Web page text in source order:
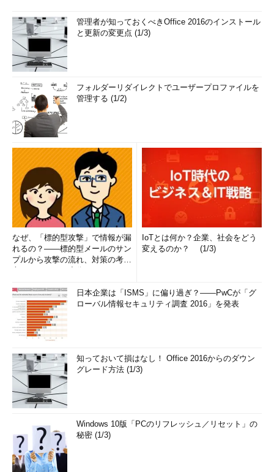
管理者が知っておくべきOffice 2016のインストール
と更新の変更点 (1/3)
フォルダーリダイレクトでユーザープロファイルを
管理する (1/2)
なぜ、「標的型攻撃」で情報が漏
れるの？――標的型メールのサン
プルから攻撃の流れ、対策の考え
IoTとは何か？企業、社会をどう
変えるのか？ (1/3)
日本企業は「ISMS」に偏り過ぎ？――PwCが「グ
ローバル情報セキュリティ調査 2016」を発表
知っておいて損はなし！ Office 2016からのダウン
グレード方法 (1/3)
Windows 10版「PCのリフレッシュ／リセット」の
秘密 (1/3)